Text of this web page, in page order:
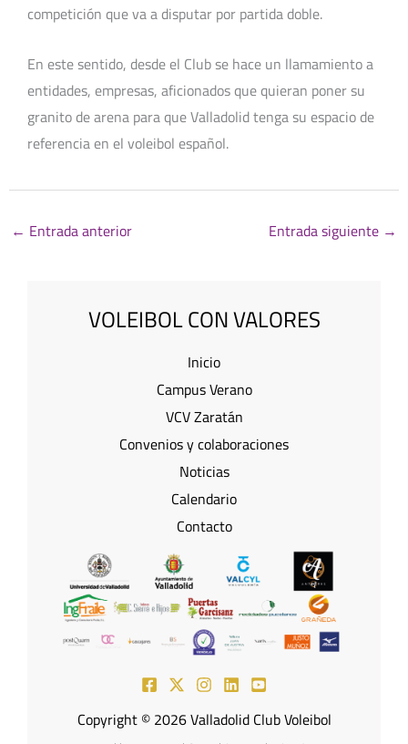
competición que va a disputar por partida doble.
En este sentido, desde el Club se hace un llamamiento a
entidades, empresas, aficionados que quieran poner su
granito de arena para que Valladolid tenga su espacio de
referencia en el voleibol español.
← Entrada anterior Entrada siguiente →
VOLEIBOL CON VALORES
Inicio
Campus Verano
VCV Zaratán
Convenios y colaboraciones
Noticias
Calendario
Contacto
Copyright © 2026 Valladolid Club Voleibol